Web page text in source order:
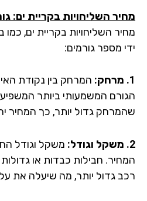
השליחויות בקריית ים:
השליחויות בקריית ים, כמו
מספר גורמים:
המרחק בין נקודת האיסוף
המשמעותי ביותר המשפיע על
גדול יותר, כך המחיר יהיה
משקל וגודל
חבילות כבדות או גדולות
גדול יותר, מה שיעלה את עלויות